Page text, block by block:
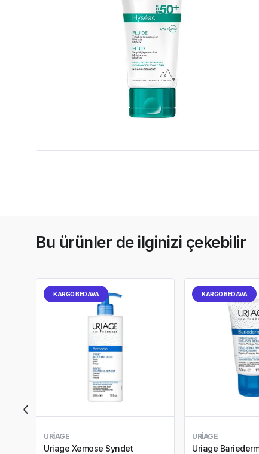
Bu ürünler de ilginizi çekebilir
KARGO BEDAVA
URIAGE
Uriage Xemose Syndet
KARGO BEDAVA
URIAGE
Uriage Bariederm